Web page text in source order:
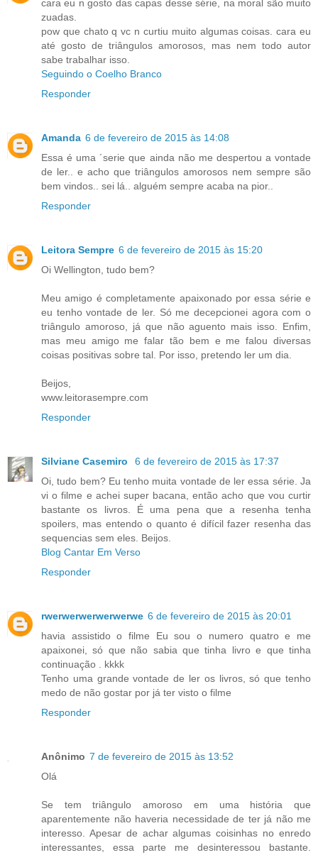
cara eu n gosto das capas desse série, na moral são muito
zuadas.
pow que chato q vc n curtiu muito algumas coisas. cara eu
até gosto de triângulos amorosos, mas nem todo autor
sabe trabalhar isso.
Seguindo o Coelho Branco
Responder
Amanda 6 de fevereiro de 2015 às 14:08
Essa é uma ´serie que ainda não me despertou a vontade
de ler.. e acho que triângulos amorosos nem sempre são
bem vindos.. sei lá.. alguém sempre acaba na pior..
Responder
Leitora Sempre 6 de fevereiro de 2015 às 15:20
Oi Wellington, tudo bem?
Meu amigo é completamente apaixonado por essa série e
eu tenho vontade de ler. Só me decepcionei agora com o
triângulo amoroso, já que não aguento mais isso. Enfim,
mas meu amigo me falar tão bem e me falou diversas
coisas positivas sobre tal. Por isso, pretendo ler um dia.
Beijos,
www.leitorasempre.com
Responder
Silviane Casemiro
6 de fevereiro de 2015 às 17:37
Oi, tudo bem? Eu tenho muita vontade de ler essa série. Ja
vi o filme e achei super bacana, então acho que vou curtir
bastante os livros. É uma pena que a resenha tenha
spoilers, mas entendo o quanto é difícil fazer resenha das
sequencias sem eles. Beijos.
Blog Cantar Em Verso
Responder
rwerwerwerwerwerwe 6 de fevereiro de 2015 às 20:01
havia assistido o filme Eu sou o numero quatro e me
apaixonei, só que não sabia que tinha livro e que tinha
continuação . kkkk
Tenho uma grande vontade de ler os livros, só que tenho
medo de não gostar por já ter visto o filme
Responder
Anônimo 7 de fevereiro de 2015 às 13:52
Olá
Se tem triângulo amoroso em uma história que
aparentemente não haveria necessidade de ter já não me
interesso. Apesar de achar algumas coisinhas no enredo
interessantes, essa parte me desinteressou bastante.